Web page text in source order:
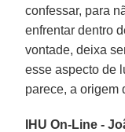
confessar, para
enfrentar dentro
vontade, deixa
esse aspecto de
parece, a origem
IHU On-Line -